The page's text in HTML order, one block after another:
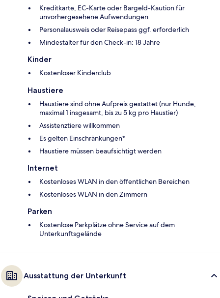
Kreditkarte, EC-Karte oder Bargeld-Kaution für
unvorhergesehene Aufwendungen
Personalausweis oder Reisepass ggf. erforderlich
Mindestalter für den Check-in: 18 Jahre
Kinder
Kostenloser Kinderclub
Haustiere
Haustiere sind ohne Aufpreis gestattet (nur Hunde,
maximal 1 insgesamt, bis zu 5 kg pro Haustier)
Assistenztiere willkommen
Es gelten Einschränkungen*
Haustiere müssen beaufsichtigt werden
Internet
Kostenloses WLAN in den öffentlichen Bereichen
Kostenloses WLAN in den Zimmern
Parken
Kostenlose Parkplätze ohne Service auf dem
Unterkunftsgelände
Ausstattung der Unterkunft